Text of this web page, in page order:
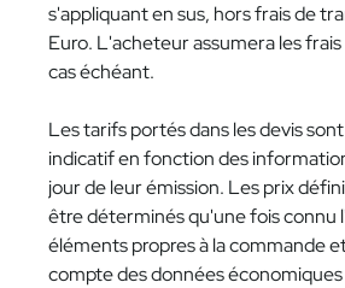
s'appliquant en sus, hors frais de
Euro. L'acheteur assumera les frais
cas échéant.
Les tarifs portés dans les devis
indicatif en fonction des
jour de leur émission. Les prix
être déterminés qu'une fois connu
éléments propres à la commande
compte des données